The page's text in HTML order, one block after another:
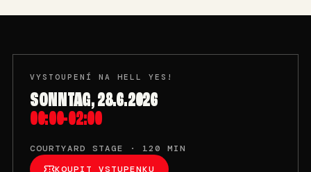
VYSTOUPENÍ NA HELL YES!
SONNTAG, 28.6.2026
00:00-02:00
COURTYARD STAGE · 120 MIN
KOUPIT VSTUPENKU